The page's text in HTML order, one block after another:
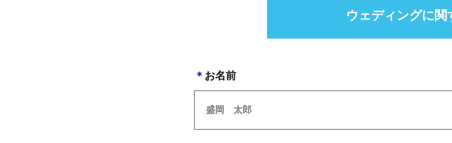
ウェディングに関
＊ お名前